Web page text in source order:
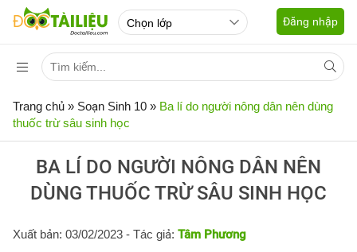
Đăng nhập
Trang chủ » Soạn Sinh 10 » Ba lí do người nông dân nên dùng
thuốc trừ sâu sinh học
BA LÍ DO NGƯỜI NÔNG DÂN NÊN
DÙNG THUỐC TRỪ SÂU SINH HỌC
Xuất bản: 03/02/2023 - Tác giả: Tâm Phương